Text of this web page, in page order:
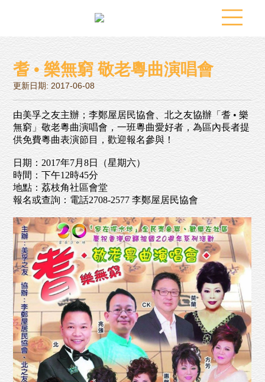
耆 • 樂無窮 敬老粵曲演唱會
更新日期: 2017-06-08
由美孚之友主辦；李鄭屋居民協會、北之友協辦「耆 • 樂
無窮」敬老粵曲演唱會，一班粵曲愛好者，為區內長者提
供免費粵曲表演節目，歡迎報名參與！
日期：2017年7月8日（星期六）
時間：下午12時45分
地點：荔枝角社區會堂
報名或查詢：電話2708-2577 李鄭屋居民協會